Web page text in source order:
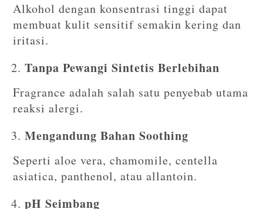
Alkohol dengan konsentrasi tinggi dapat
membuat kulit sensitif semakin kering dan
iritasi.
Tanpa Pewangi Sintetis Berlebihan
Fragrance adalah salah satu penyebab utama
reaksi alergi.
Mengandung Bahan Soothing
Seperti aloe vera, chamomile, centella
asiatica, panthenol, atau allantoin.
pH Seimbang